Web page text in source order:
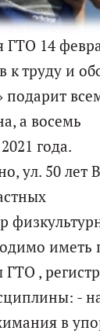
ГТО 14
к труду и
подарит
а восемь
года.
ул. 50 лет
иметь
,
-
в